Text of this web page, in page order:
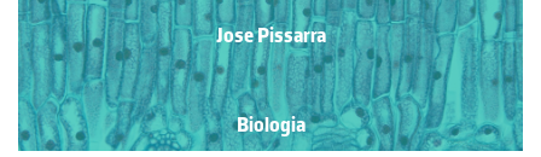
Jose Pissarra
Biologia